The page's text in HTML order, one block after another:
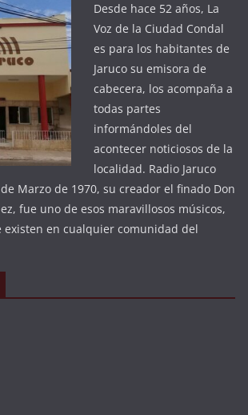
Desde hace 52 años, La
Voz de la Ciudad Condal
es para los habitantes de
Jaruco su emisora de
cabecera, los acompaña a
todas partes
informándoles del
acontecer noticiosos de la
localidad. Radio Jaruco
Marzo de 1970, su creador el finado Don
fue uno de esos maravillosos músicos,
existen en cualquier comunidad del